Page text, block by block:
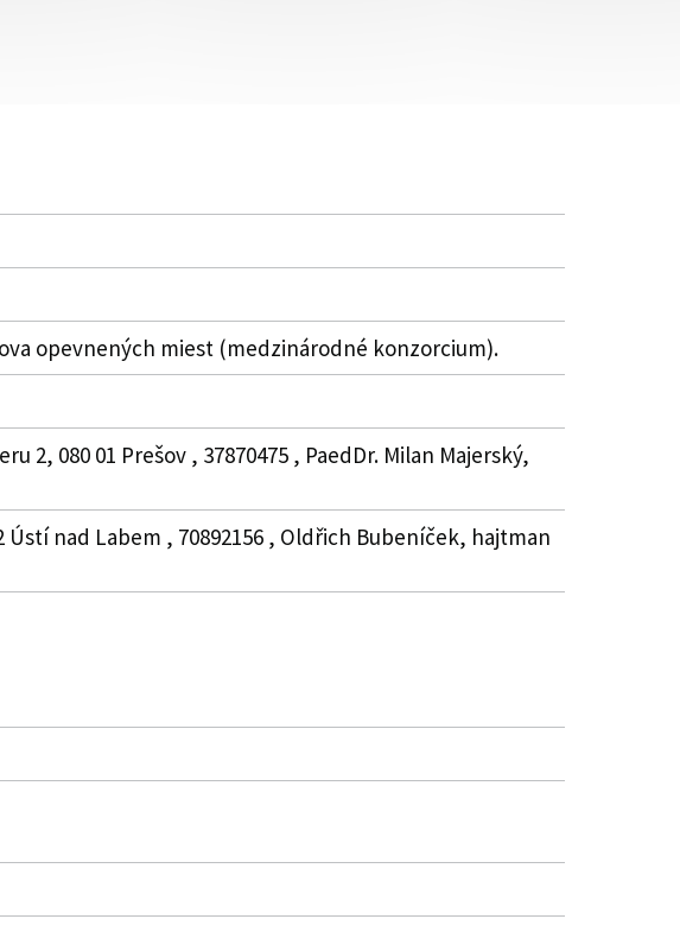
opevnených miest (medzinárodné konzorcium).
080 01 Prešov , 37870475 , PaedDr. Milan Majerský,
nad Labem , 70892156 , Oldřich Bubeníček, hajtman